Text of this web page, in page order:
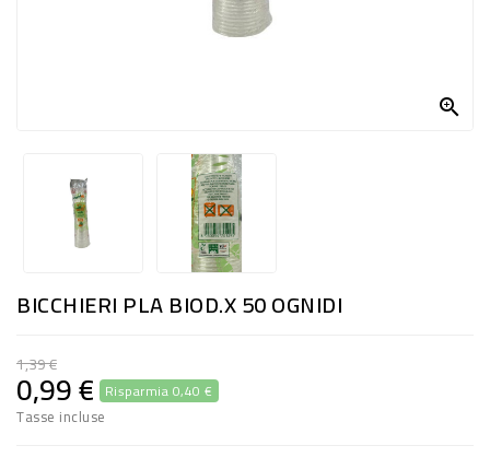
INFANZIA
PASTA,
E
FARINA
DIETETICO
NATURALI

BICCHIERI PLA BIOD.X 50 OGNIDI
1,39 €
0,99 € Risparmia 0,40 €
Tasse incluse